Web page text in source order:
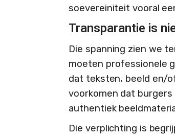
soevereiniteit vooral
Transparantie is
Die spanning zien we
moeten professionele
dat teksten, beeld en/
voorkomen dat
authentiek
Die verplichting is